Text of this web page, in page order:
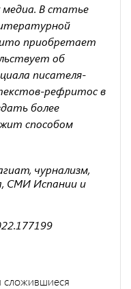
медиа. В статье
приобретает
об
писателя-
рефритос в
более
способом
чурнализм,
СМИ Испании и
сложившиеся